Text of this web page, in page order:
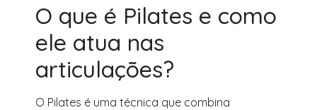
O que é Pilates e como
ele atua nas
articulações?
O Pilates é uma técnica que combina